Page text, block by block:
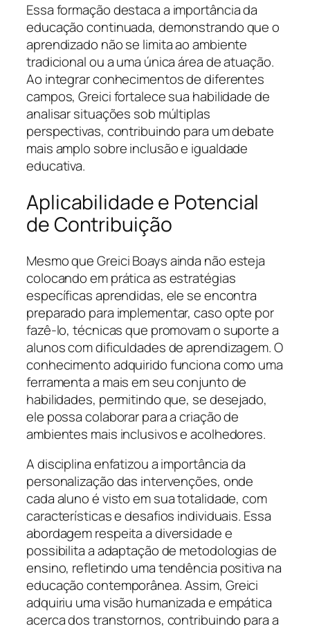
Essa formação destaca a importância da
educação continuada, demonstrando que o
aprendizado não se limita ao ambiente
tradicional ou a uma única área de atuação.
Ao integrar conhecimentos de diferentes
campos, Greici fortalece sua habilidade de
analisar situações sob múltiplas
perspectivas, contribuindo para um debate
mais amplo sobre inclusão e igualdade
educativa.
Aplicabilidade e Potencial
de Contribuição
Mesmo que Greici Boays ainda não esteja
colocando em prática as estratégias
específicas aprendidas, ele se encontra
preparado para implementar, caso opte por
fazê-lo, técnicas que promovam o suporte a
alunos com dificuldades de aprendizagem. O
conhecimento adquirido funciona como uma
ferramenta a mais em seu conjunto de
habilidades, permitindo que, se desejado,
ele possa colaborar para a criação de
ambientes mais inclusivos e acolhedores.
A disciplina enfatizou a importância da
personalização das intervenções, onde
cada aluno é visto em sua totalidade, com
características e desafios individuais. Essa
abordagem respeita a diversidade e
possibilita a adaptação de metodologias de
ensino, refletindo uma tendência positiva na
educação contemporânea. Assim, Greici
adquiriu uma visão humanizada e empática
acerca dos transtornos, contribuindo para a